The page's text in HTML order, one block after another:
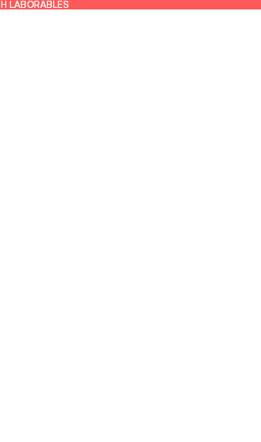
LABORABLES
LABORABLES